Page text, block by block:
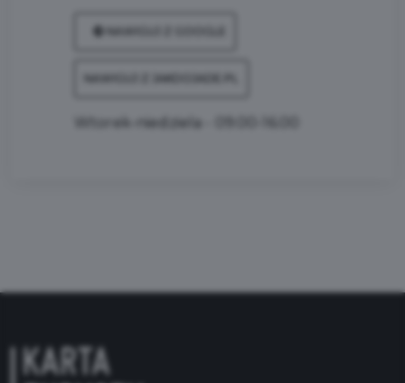
NAWIGUJ Z GOOGLE
NAWIGUJ Z JAKDOJADE.PL
Wtorek-niedziela - 09.00-16.00